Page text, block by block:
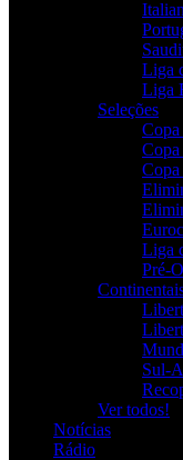
Liga
Liga
Seleções
Liga
Pré-
Sul-
Ver todos!
Notícias
Rádio